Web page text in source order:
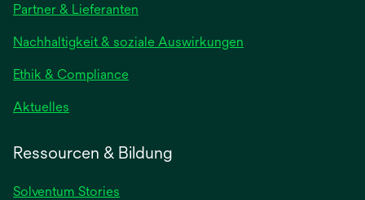
einer
neuen
Registerkarte
geöffnet
Partner & Lieferanten
Nachhaltigkeit & soziale Auswirkungen
Ethik & Compliance
Aktuelles
Registerkarte
Ressourcen & Bildung
Solventum Stories